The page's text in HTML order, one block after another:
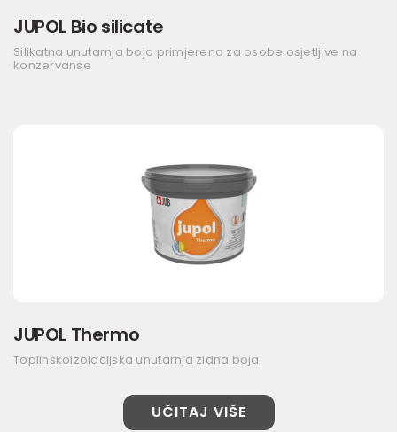
JUPOL Bio silicate
Silikatna unutarnja boja primjerena za osobe osjetljive na
konzervanse
JUPOL Thermo
Toplinskoizolacijska unutarnja zidna boja
UČITAJ VIŠE